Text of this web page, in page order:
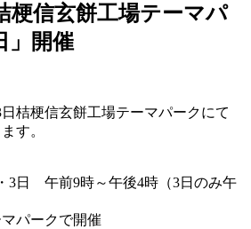
梗信玄餅工場テーマパ
」開催
桔梗信玄餅工場テーマパークにて
す。
3日 午前9時～午後4時（3日のみ午
パークで開催